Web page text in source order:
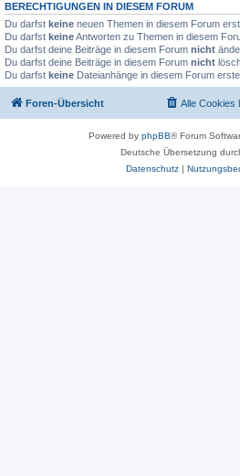
BERECHTIGUNGEN IN DIESEM FORUM
Du darfst keine neuen Themen in diesem Forum
Du darfst keineAntworten zu Themen in diesem
Du darfst deine Beiträge in diesem Forum nicht
Du darfst deine Beiträge in diesem Forum nicht
Du darfst keine Dateianhänge in diesem Forum
Foren-Übersicht Alle Cookies
Powered by phpBB® Forum
Deutsche Übersetzung
Datenschutz|